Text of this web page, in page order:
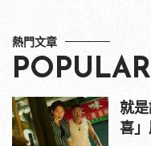
熱門文章
POPULAR
就
喜